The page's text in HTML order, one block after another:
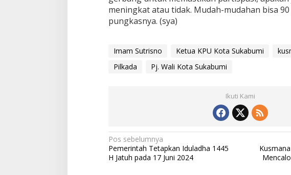
meningkat atau tidak. Mudah-mudahan bisa 90
pungkasnya. (sya)
Imam Sutrisno Ketua KPU Kota Sukabumi
Pilkada
Pj. Wali Kota Sukabumi
Ikuti Kami
N
a
Pos sebelumnya
Pemerintah Tetapkan Iduladha 1445
H Jatuh pada 17 Juni 2024